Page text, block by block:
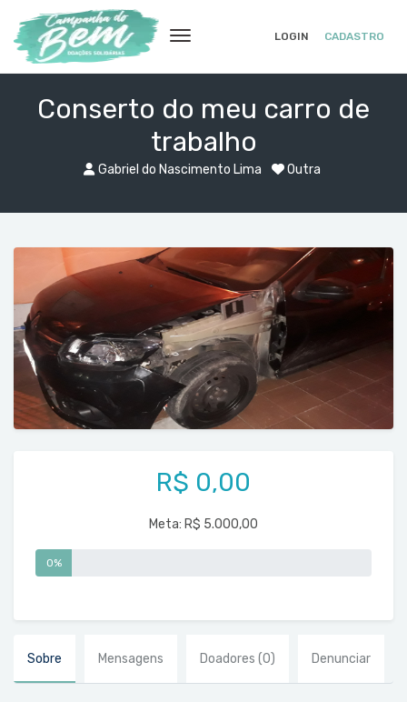
LOGIN CADASTRO
Conserto do meu carro de
trabalho
Gabriel do Nascimento Lima Outra
R$ 0,00
Meta: R$ 5.000,00
0%
Sobre Mensagens Doadores (0) Denunciar